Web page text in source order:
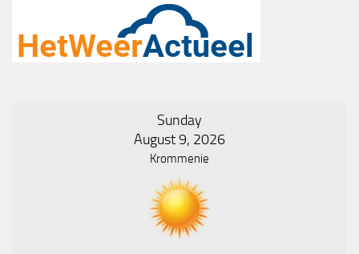
Sunday
August 9, 2026
Krommenie